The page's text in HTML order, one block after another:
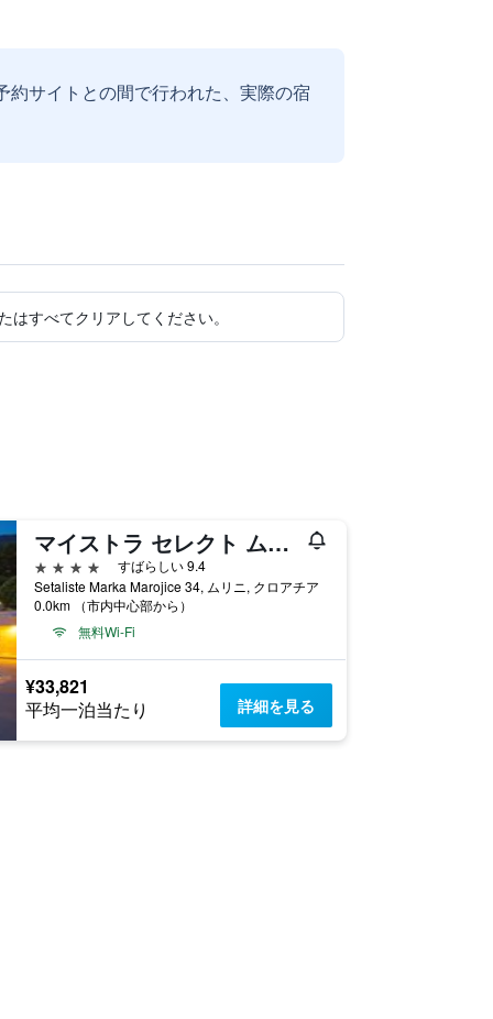
サイトとの間で行われた、実際の宿
すべてクリアしてください。
マイストラ セレクト ムリニ ホテル
4つ星
すばらしい 9.4
Setaliste Marka Marojice 34, ムリニ, クロアチア
0.0km （市内中心部から）
無料Wi-Fi
¥33,821
平均一泊当たり 詳細を見る